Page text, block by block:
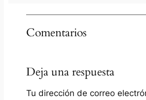
Comentarios
Deja una respuesta
Tu dirección de correo